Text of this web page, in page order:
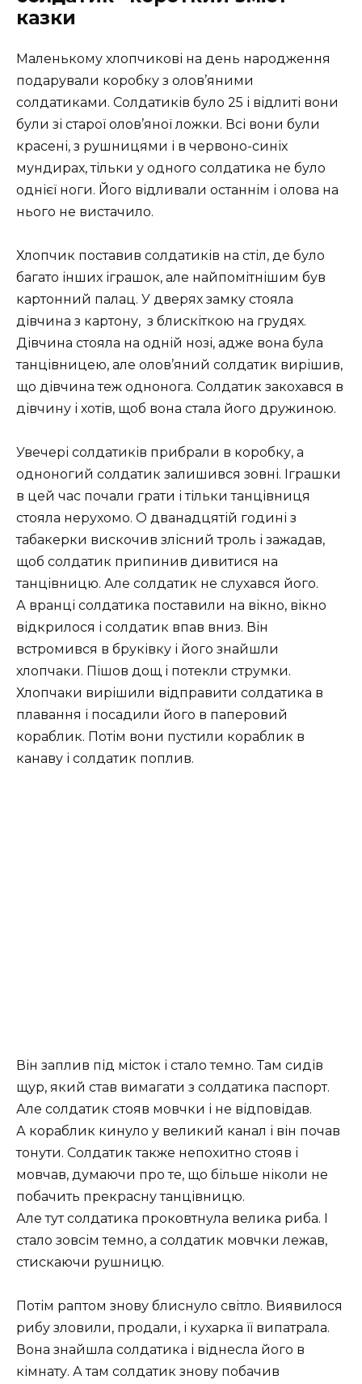
казки
Маленькому хлопчикові на день народження
подарували коробку з олов’яними
солдатиками. Солдатиків було 25 і відлиті вони
були зі старої олов’яної ложки. Всі вони були
красені, з рушницями і в червоно-синіх
мундирах, тільки у одного солдатика не було
однієї ноги. Його відливали останнім і олова на
нього не вистачило.
Хлопчик поставив солдатиків на стіл, де було
багато інших іграшок, але найпомітнішим був
картонний палац. У дверях замку стояла
дівчина з картону, з блискіткою на грудях.
Дівчина стояла на одній нозі, адже вона була
танцівницею, але олов’яний солдатик вирішив,
що дівчина теж однонога. Солдатик закохався в
дівчину і хотів, щоб вона стала його дружиною.
Увечері солдатиків прибрали в коробку, а
одноногий солдатик залишився зовні. Іграшки
в цей час почали грати і тільки танцівниця
стояла нерухомо. О дванадцятій годині з
табакерки вискочив злісний троль і зажадав,
щоб солдатик припинив дивитися на
танцівницю. Але солдатик не слухався його.
А вранці солдатика поставили на вікно, вікно
відкрилося і солдатик впав вниз. Він
встромився в бруківку і його знайшли
хлопчаки. Пішов дощ і потекли струмки.
Хлопчаки вирішили відправити солдатика в
плавання і посадили його в паперовий
кораблик. Потім вони пустили кораблик в
канаву і солдатик поплив.
Він заплив під місток і стало темно. Там сидів
щур, який став вимагати з солдатика паспорт.
Але солдатик стояв мовчки і не відповідав.
А кораблик кинуло у великий канал і він почав
тонути. Солдатик также непохитно стояв і
мовчав, думаючи про те, що більше ніколи не
побачить прекрасну танцівницю.
Але тут солдатика проковтнула велика риба. І
стало зовсім темно, а солдатик мовчки лежав,
стискаючи рушницю.
Потім раптом знову блиснуло світло. Виявилося
рибу зловили, продали, і кухарка її випатрала.
Вона знайшла солдатика і віднесла його в
кімнату. А там солдатик знову побачив